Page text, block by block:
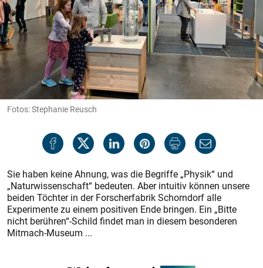
Fotos: Stephanie Reusch
Sie haben keine Ahnung, was die Begriffe „Physik“ und
„Naturwissenschaft“ bedeuten. Aber intuitiv können unsere
beiden Töchter in der Forscherfabrik Schorndorf alle
Experimente zu einem positiven Ende bringen. Ein „Bitte
nicht berühren“-Schild findet man in diesem besonderen
Mitmach-Museum ...